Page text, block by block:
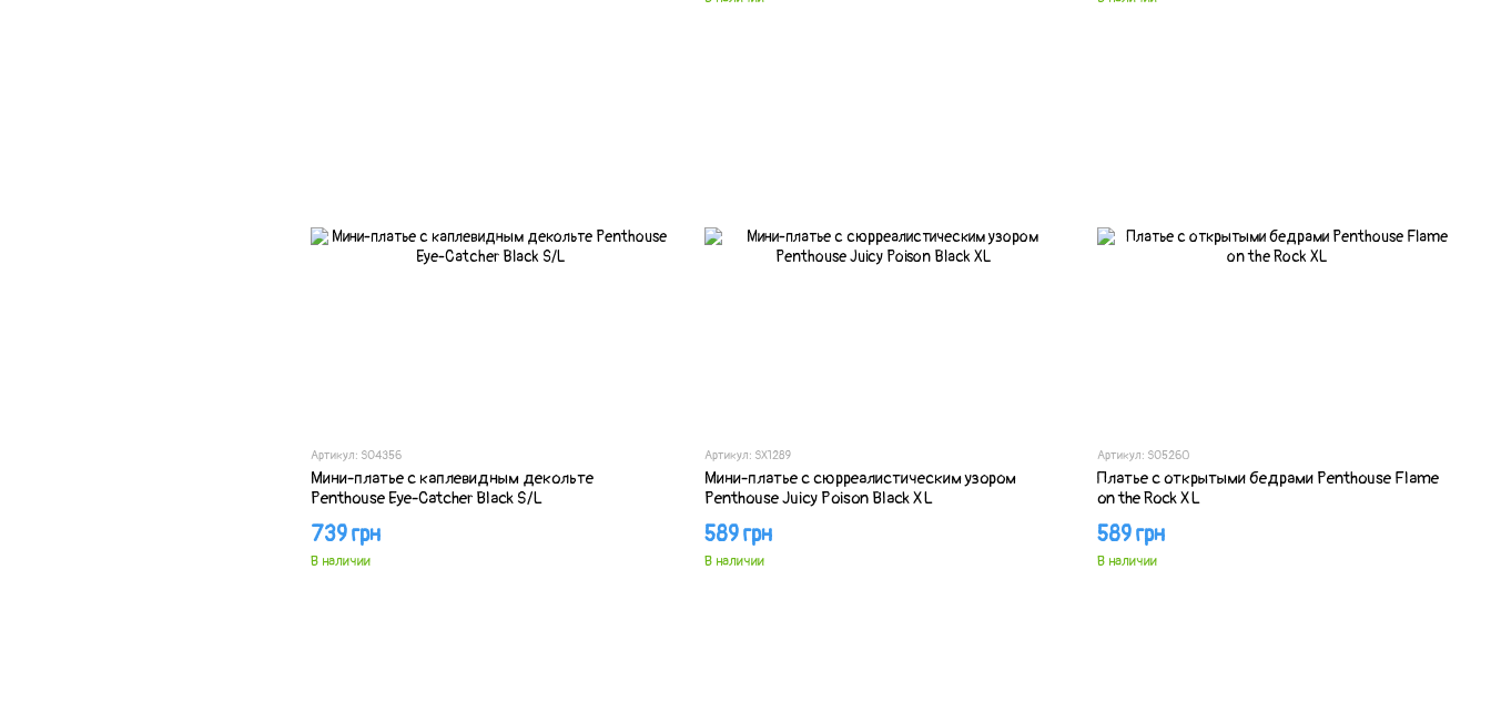
Артикул: SO4356
Мини-платье с каплевидным декольте
Penthouse Eye-Catcher Black S/L
739 грн
В наличии
Артикул: SX1289
Мини-платье с сюрреалистическим узором
Penthouse Juicy Poison Black XL
589 грн
В наличии
Артикул: SO5260
Платье с открытыми бедрами Penthouse Flame
on the Rock XL
589 грн
В наличии